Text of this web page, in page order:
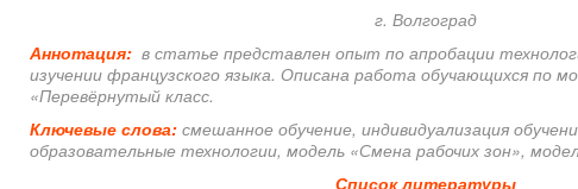
г. Волгоград
Аннотация: в статье представлен опыт по апробации
изучении французского языка. Описана работа обучающихся по
«Перевёрнутый класс.
Ключевые слова: смешанное обучение, индивидуализация
образовательные технологии, модель «Смена рабочих зон», м
Список литературы